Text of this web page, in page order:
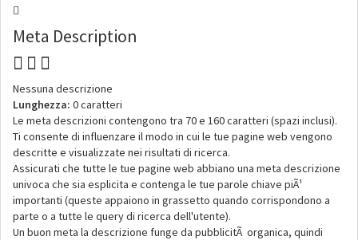
Meta Description
Nessuna descrizione
Lunghezza: 0 caratteri
Le meta descrizioni contengono tra 70 e 160 caratteri (spazi inclusi).
Ti consente di influenzare il modo in cui le tue pagine web vengono
descritte e visualizzate nei risultati di ricerca.
Assicurati che tutte le tue pagine web abbiano una meta descrizione
univoca che sia esplicita e contenga le tue parole chiave piÃ¹
importanti (queste appaiono in grassetto quando corrispondono a
parte o a tutte le query di ricerca dell'utente).
Un buon meta la descrizione funge da pubblicitÃ organica, quindi